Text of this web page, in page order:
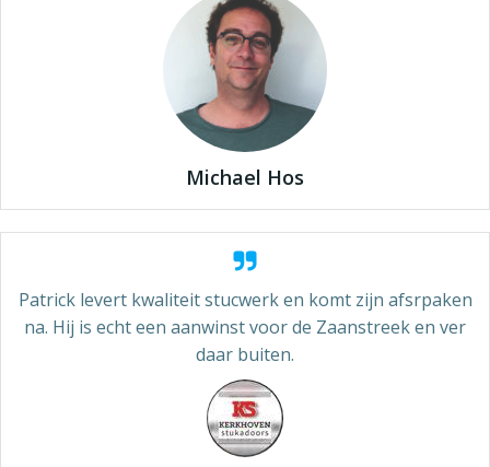
Michael Hos
Patrick levert kwaliteit stucwerk en komt zijn afsrpaken
na. Hij is echt een aanwinst voor de Zaanstreek en ver
daar buiten.